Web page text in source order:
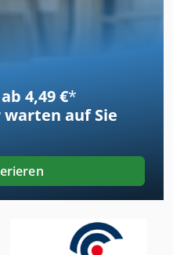
4,49 €*
warten auf Sie